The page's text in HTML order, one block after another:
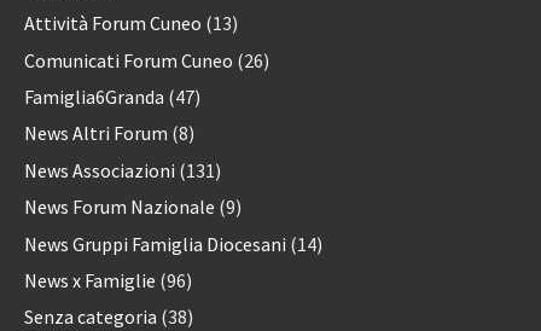
Attività Forum Cuneo (13)
Comunicati Forum Cuneo (26)
Famiglia6Granda (47)
News Altri Forum (8)
News Associazioni (131)
News Forum Nazionale (9)
News Gruppi Famiglia Diocesani (14)
News x Famiglie (96)
Senza categoria (38)